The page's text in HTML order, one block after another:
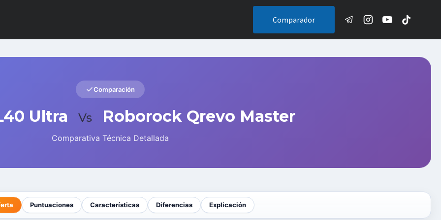
Comparador
Comparación
Ultra Vs Roborock Qrevo Master
Comparativa Técnica Detallada
Puntuaciones Características Diferencias Explicación